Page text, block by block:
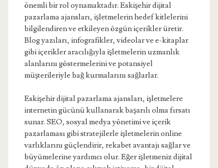
önemli bir rol oynamaktadır. Eskişehir dijital
pazarlama ajansları, işletmelerin hedef kitlelerini
bilgilendiren ve etkileyen özgün içerikler üretir.
Blog yazıları, infografikler, videolar ve e-kitaplar
gibi içerikler aracılığıyla işletmelerin uzmanlık
alanlarını göstermelerini ve potansiyel
müşterileriyle bağ kurmalarını sağlarlar.
Eskişehir dijital pazarlama ajansları, işletmelere
internetin gücünü kullanarak başarılı olma fırsatı
sunar. SEO, sosyal medya yönetimi ve içerik
pazarlaması gibi stratejilerle işletmelerin online
varlıklarını güçlendirir, rekabet avantajı sağlar ve
büyümelerine yardımcı olur. Eğer işletmeniz dijital